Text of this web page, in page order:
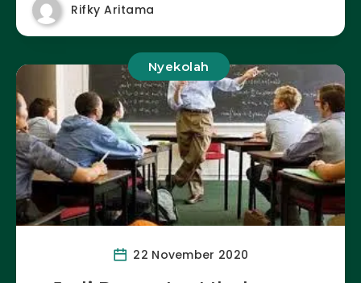
Rifky Aritama
Nyekolah
22 November 2020